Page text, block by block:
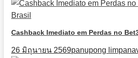
Cashback Imediato em Perdas no
26 มิถุนายน 2569panupong